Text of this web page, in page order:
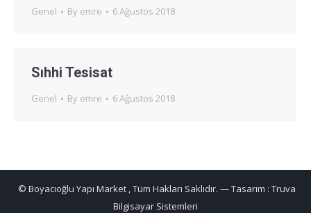
Genel By emre 6 Ağustos 2018
Sıhhi Tesisat
Genel By emre 6 Ağustos 2018
© Boyacıoğlu Yapı Market , Tüm Hakları Saklıdır. — Tasarım : Truva
Bilgisayar Sistemleri